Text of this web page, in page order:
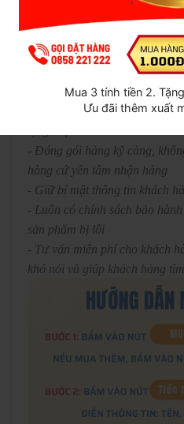
tăng thêm hiệu quả khi quan hệ
Vệ sinh sạch sẽ và bảo quản
khi sử dụng
Bạn được gì khi mua
Miễn phí vận chuyển
- Luôn nhận những ưu đãi bất
- Đóng gói hàng kỹ càng,
hàng cứ yên tâm nhận hàng
- Giữ bí mật thông tin khách
- Luôn có chính sách bảo
sản phẩm bị lỗi
- Tư vấn miễn phí cho khách
khó nói và giúp khách hàng
Mua 3 tính tiền 2.
Ưu đãi thêm xuất